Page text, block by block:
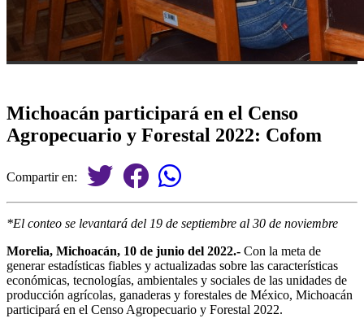
Michoacán participará en el Censo
Agropecuario y Forestal 2022: Cofom
Compartir en:
*El conteo se levantará del 19 de septiembre al 30 de noviembre
Morelia, Michoacán, 10 de junio del 2022.- Con la meta de
generar estadísticas fiables y actualizadas sobre las características
económicas, tecnologías, ambientales y sociales de las unidades de
producción agrícolas, ganaderas y forestales de México, Michoacán
participará en el Censo Agropecuario y Forestal 2022.